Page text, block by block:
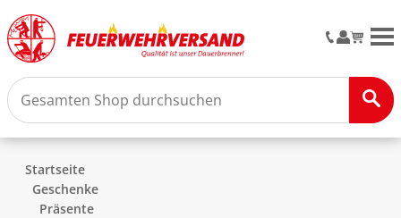
Startseite
Geschenke
Präsente